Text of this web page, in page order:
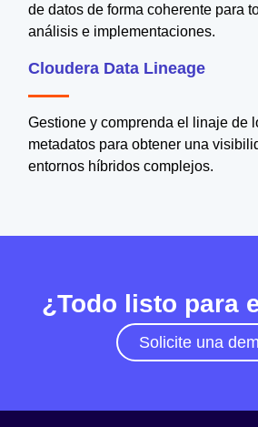
de datos de forma coherente para
análisis e implementaciones.
Cloudera Data Lineage
Gestione y comprenda el linaje de
metadatos para obtener una
entornos híbridos complejos.
¿Todo listo para
Solicite una